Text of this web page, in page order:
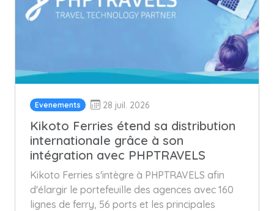
Evenements 28 juil. 2026
Kikoto Ferries étend sa distribution
internationale grâce à son
intégration avec PHPTRAVELS
Kikoto Ferries s'intègre à PHPTRAVELS afin
d'élargir le portefeuille des agences avec 160
lignes de ferry, 56 ports et les principales